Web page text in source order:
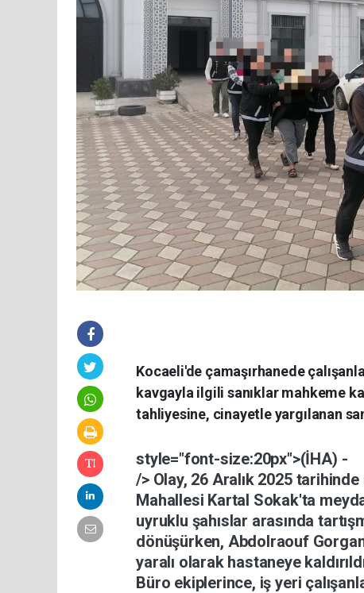
Kocaeli'de çamaşırhanede
kavgayla ilgili sanıklar mahkeme
tahliyesine, cinayetle yargılanan
style="font-size:20px">(İHA) -
/> Olay, 26 Aralık 2025 tarihinde
Mahallesi Kartal Sokak'ta
uyruklu şahıslar arasında
dönüşürken, Abdolraouf
yaralı olarak hastaneye
Büro ekiplerince, işyeri